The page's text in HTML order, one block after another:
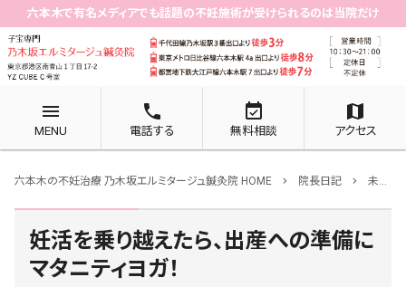
六本木で有名メディアでも話題の不妊施術が受けられるのは当院だけ
menu
MENU
phone
電話する
event_available
無料相談
map
アクセス
六本木の不妊治療 乃木坂エルミタージュ鍼灸院 HOME chevron_right 院長日記 chevron_right 未分類
妊活を乗り越えたら、出産への準備に
マタニティヨガ！